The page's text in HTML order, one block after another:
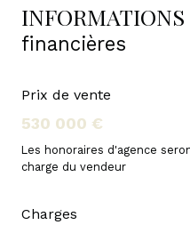
INFORMATIONS
financières
Prix de vente
530 000 €
Les honoraires d'agence
charge du vendeur
Charges